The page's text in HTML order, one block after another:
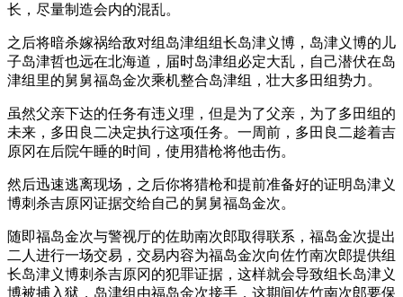
长，尽量制造会内的混乱。
之后将暗杀嫁祸给敌对组岛津组组长岛津义博，岛津义博的儿
子岛津哲也远在北海道，届时岛津组必定大乱，自己潜伏在岛
津组里的舅舅福岛金次乘机整合岛津组，壮大多田组势力。
虽然父亲下达的任务有违义理，但是为了父亲，为了多田组的
未来，多田良二决定执行这项任务。一周前，多田良二趁着吉
原冈在后院午睡的时间，使用猎枪将他击伤。
然后迅速逃离现场，之后你将猎枪和提前准备好的证明岛津义
博刺杀吉原冈证据交给自己的舅舅福岛金次。
随即福岛金次与警视厅的佐助南次郎取得联系，福岛金次提出
二人进行一场交易，交易内容为福岛金次向佐竹南次郎提供组
长岛津义博刺杀吉原冈的犯罪证据，这样就会导致组长岛津义
博被捕入狱，岛津组由福岛金次接手，这期间佐竹南次郎要保